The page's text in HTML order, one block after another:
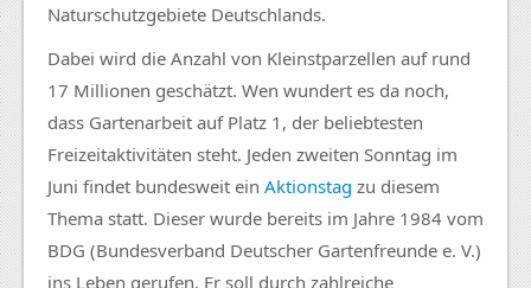
Naturschutzgebiete Deutschlands.
Dabei wird die Anzahl von Kleinstparzellen auf rund
17 Millionen geschätzt. Wen wundert es da noch,
dass Gartenarbeit auf Platz 1, der beliebtesten
Freizeitaktivitäten steht. Jeden zweiten Sonntag im
Juni findet bundesweit ein Aktionstag zu diesem
Thema statt. Dieser wurde bereits im Jahre 1984 vom
BDG (Bundesverband Deutscher Gartenfreunde e. V.)
ins Leben gerufen. Er soll durch zahlreiche